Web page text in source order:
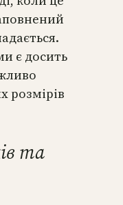
є досить
розмірів
та